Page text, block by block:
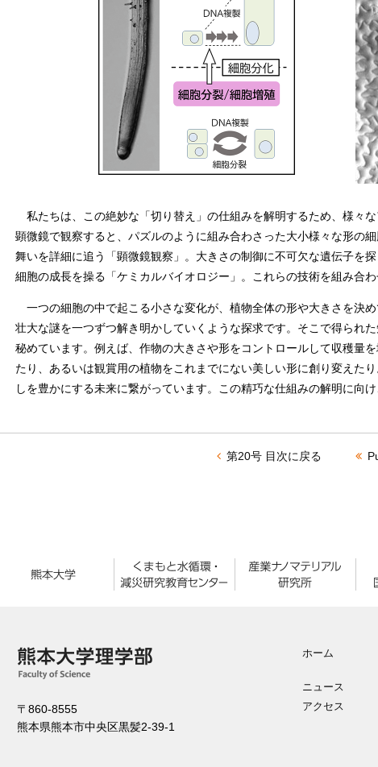
私たちは、この絶妙な「切り替え」の仕組みを解明するため、様々
顕微鏡で観察すると、パズルのように組み合わさった大小様々な形の
舞いを詳細に追う「顕微鏡観察」。大きさの制御に不可欠な遺伝子を
細胞の成長を操る「ケミカルバイオロジー」。これらの技術を組み合
一つの細胞の中で起こる小さな変化が、植物全体の形や大きさを決
壮大な謎を一つずつ解き明かしていくような探求です。そこで得られ
秘めています。例えば、作物の大きさや形をコントロールして収穫量
たり、あるいは観賞用の植物をこれまでにない美しい形に創り変えた
しを豊かにする未来に繋がっています。この精巧な仕組みの解明に向け
第20号 目次に戻る
〒860-8555
熊本県熊本市中央区黒髪2-39-1
ホーム
ニュース
アクセス